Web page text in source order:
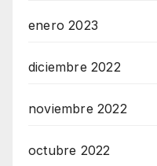
enero 2023
diciembre 2022
noviembre 2022
octubre 2022